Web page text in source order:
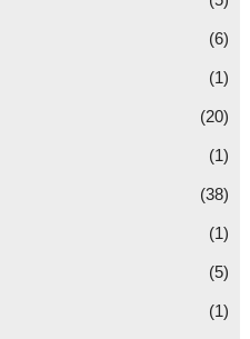
(6)
(1)
(20)
(1)
(38)
(1)
(5)
(1)